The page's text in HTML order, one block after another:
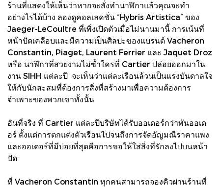
ร้านที่แสดงให้เห็นว่าหากจะสั่งทำนาฬิกาแล้วคุณจะทำ
อย่างไรได้บ้าง ลองดูคอลเลคชั่น “Hybris Artistica” ของ
Jaeger-LeCoultre ที่เพิ่งเปิดตัวเมื่อไม่นานมานี้ การเน้นที่
หน้าปัดเคลือบและมีความเป็นศิลปะของแบรนด์ Vacheron
Constantin, Piaget, Laurent Ferrier และ Jaquet Droz
หรือ นาฬิกาที่สวยงามไม่ซ้ำใครที่ Cartier ปล่อยออกมาใน
งาน SIHH แต่ละปี จะเห็นว่าแต่ละเรือนล้วนเป็นแรงบันดาลใจ
ให้กับนักสะสมที่ต้องการสิ่งที่สร้างมาเพื่อความต้องการ
จำเพาะของพวกเขาทั้งนั้น
อันที่จริง ที่ Cartier แต่ละปีบริษัทได้รับออเดอร์กว่าพันออเด
อร์ ตั้งแต่การตกแต่งตัวเรือนไปจนถึงการจัดอัญมณีราคาแพง
และออเดอร์ที่มีบ่อยที่สุดคือการขอให้ใส่สิ่งที่รักลงไปบนหน้า
ปัด
ที่ Vacheron Constantin ทุกคนสามารถจองคิวผ่านร้านที่